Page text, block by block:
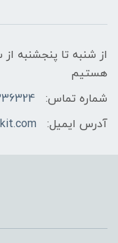
هستیم
شماره تماس:
آدرس ایمیل: